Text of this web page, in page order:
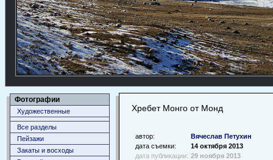
Фотографии
Художественные
Все разделы
Пейзажи
Закаты и восходы
Хребет Монго от Монд
автор:
Вячеслав Петухин
дата съемки:
14 октября 2013
дата публикации: 29 ноября 2013